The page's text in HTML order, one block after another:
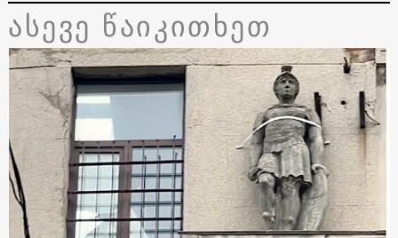
ასევე წაიკითხეთ